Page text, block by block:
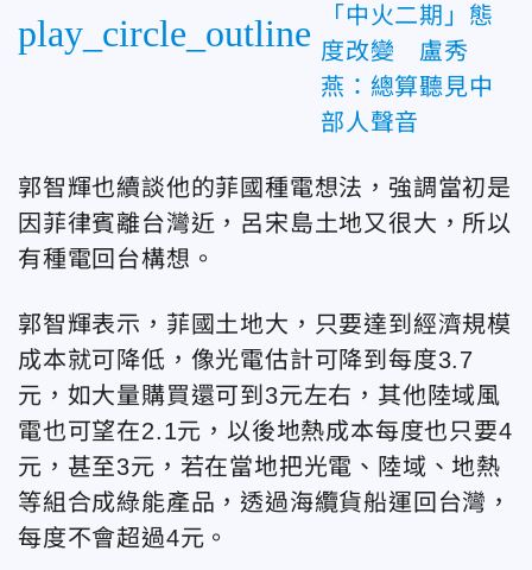
play_circle_outline
「中火二期」態
度改變 盧秀
燕：總算聽見中
部人聲音
郭智輝也續談他的菲國種電想法，強調當初是
因菲律賓離台灣近，呂宋島土地又很大，所以
有種電回台構想。
郭智輝表示，菲國土地大，只要達到經濟規模
成本就可降低，像光電估計可降到每度3.7
元，如大量購買還可到3元左右，其他陸域風
電也可望在2.1元，以後地熱成本每度也只要4
元，甚至3元，若在當地把光電、陸域、地熱
等組合成綠能產品，透過海纜貨船運回台灣，
每度不會超過4元。